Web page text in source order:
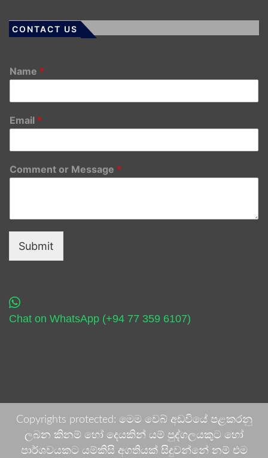
CONTACT US
Name *
Email *
Comment or Message *
Submit
Chat on WhatsApp (+94 77 359 6107)
Copyrights protected: මෙම වෙබ් අඩවියේ පළකරනු
ලබන කිනම් හෝ දෙයකින් යම් පුද්ගලයකුට හෝ
පාර්ශවයකට යම්කිසි අගතියක් සිදුවන්නේ නම් එම